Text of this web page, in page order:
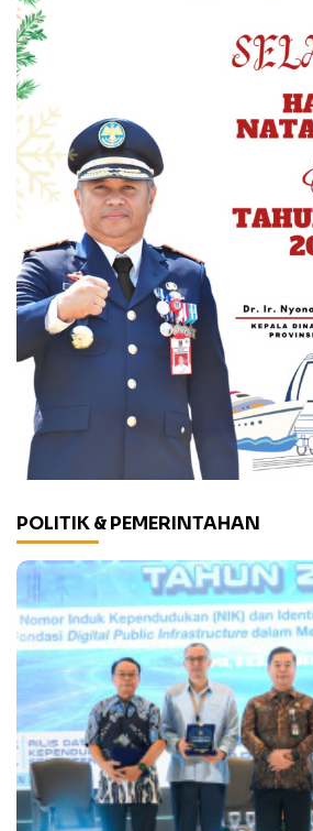
POLITIK & PEMERINTAHAN